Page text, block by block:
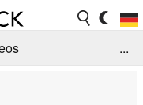
...